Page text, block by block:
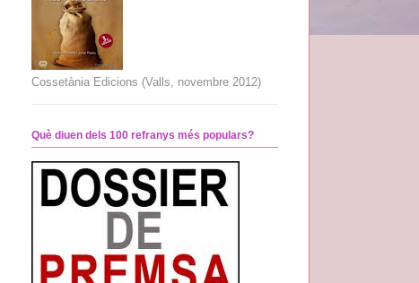
Cossetània Edicions (Valls, novembre 2012)
Què diuen dels 100 refranys més populars?